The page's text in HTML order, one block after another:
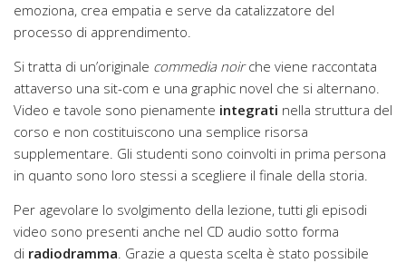
emoziona, crea empatia e serve da catalizzatore del
processo di apprendimento.
Si tratta di un’originale commedia noirche viene raccontata
attaverso una sit-com e una graphic novel che si alternano.
Video e tavole sono pienamente integrati nella struttura del
corso e non costituiscono una semplice risorsa
supplementare. Gli studenti sono coinvolti in prima persona
in quanto sono loro stessi a scegliere il finale della storia.
Per agevolare lo svolgimento della lezione, tutti gli episodi
video sono presenti anche nel CD audio sotto forma
di radiodramma. Grazie a questa scelta è stato possibile